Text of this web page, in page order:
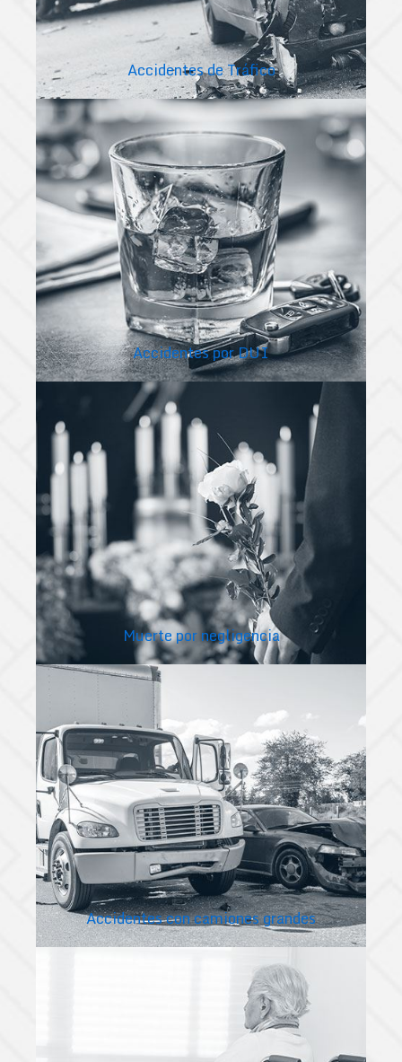
Accidentes de Tráfico
Accidentes por DUI
Muerte por negligencia
Accidentes con camiones grandes